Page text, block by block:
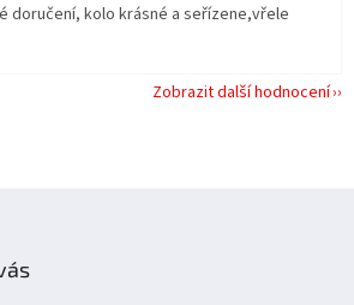
doručení, kolo krásné a seřízene,vřele
Zobrazit další hodnocení